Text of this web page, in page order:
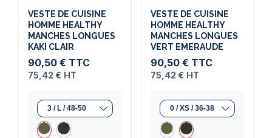
VESTE DE CUISINE
HOMME HEALTHY
MANCHES LONGUES
KAKI CLAIR
90,50 € TTC
75,42 € HT
VESTE DE CUISINE
HOMME HEALTHY
MANCHES LONGUES
VERT EMERAUDE
90,50 € TTC
75,42 € HT